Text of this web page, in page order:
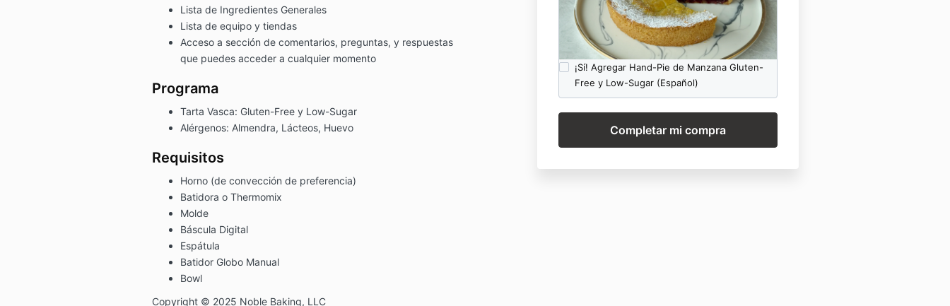
¡Sí! Agregar Hand-Pie de Manzana Gluten-
Free y Low-Sugar (Español)
Lista de Ingredientes Generales
Lista de equipo y tiendas
Acceso a sección de comentarios, preguntas, y respuestas
que puedes acceder a cualquier momento
Programa
Tarta Vasca: Gluten-Free y Low-Sugar
Alérgenos: Almendra, Lácteos, Huevo
Requisitos
Horno (de convección de preferencia)
Batidora o Thermomix
Molde
Báscula Digital
Espátula
Batidor Globo Manual
Bowl
Copyright © 2025 Noble Baking, LLC